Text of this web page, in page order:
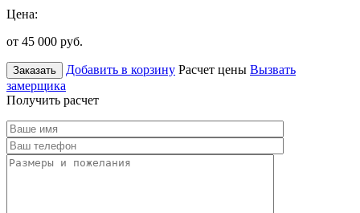
Цена:
от 45 000 руб.
Заказать Добавить в корзину Расчет цены Вызвать
замерщика
Получить расчет